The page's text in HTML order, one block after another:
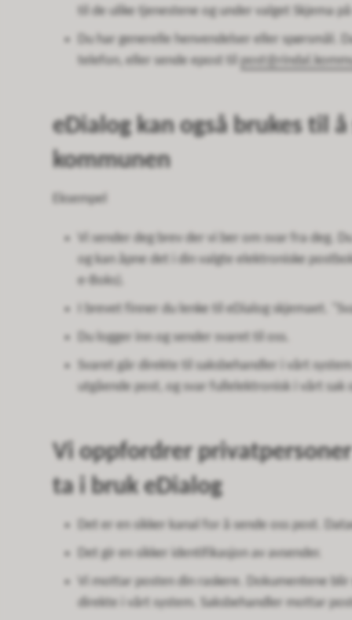
til de ulike tjenestene og under valget Skjema
Du har generelle henvendelser eller spørsmål.
telefon, eller sende epost til
eDialog kan også brukes til
kommunen
Eksempel
Vi sender deg brev der vi ber om svar fra deg.
og kan åpne det i din valgte elektroniske
e-Boks).
I brevet finner du lenke til eDialog skjemaet.
Du logger inn og sender svaret til oss.
Svaret går direkte til saksbehandler i vårt
utgående post, og svar fullelektronisk i vårt sak
Vi oppfordrer
ta i bruk eDialog
Det er en sikker kanal for å sende oss post.
Det gir en sikker identifikasjon av avsender.
Vi mottar posten din raskere. Dokumentene
direkte i vårt system. Saksbehandler mottar